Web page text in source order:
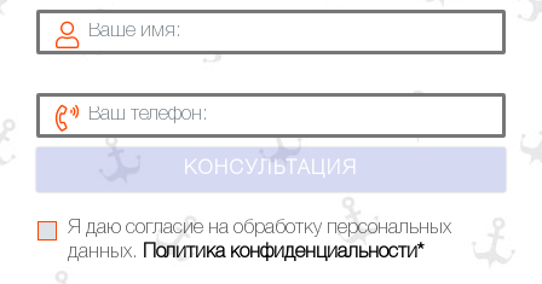
КОНСУЛЬТАЦИЯ
Я даю согласие на обработку персональных
данных.
Политика конфиденциальности*